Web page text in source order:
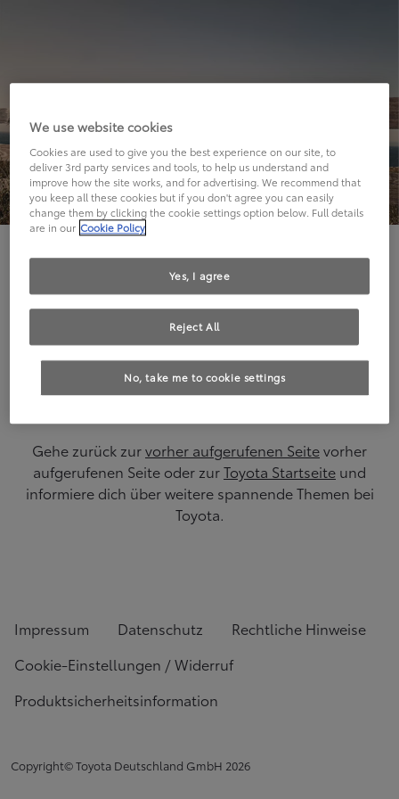
Hier geht's leider nicht weiter.
Die angeforderte Seite kann leider nicht gefunden
werden.
Gehe zurück zurvorher aufgerufenen Seitevorher
aufgerufenen Seite oder zurToyota Startseite und
informiere dich über weitere spannende Themen bei
Toyota.
Impressum Datenschutz
Rechtliche Hinweise
Cookie-Einstellungen / Widerruf
Produktsicherheitsinformation
Copyright© Toyota Deutschland GmbH 2026
We use website cookies
Cookies are used to give you the best experience on our site, to
deliver 3rd party services and tools, to help us understand and
improve how the site works, and for advertising. We recommend that
you keep all these cookies but if you don't agree you can easily
change them by clicking the cookie settings option below. Full details
are in our Cookie Policy
No, take me to cookie settings
Reject All
Yes, I agree